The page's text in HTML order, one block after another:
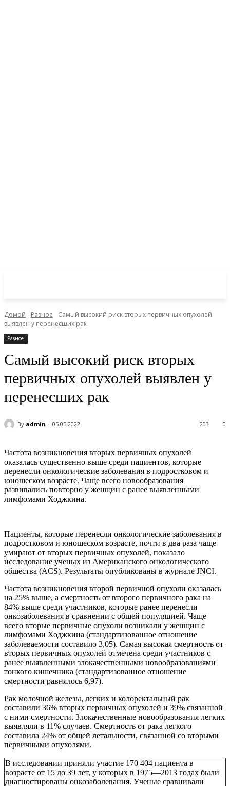
Домой Разное
Самый высокий риск вторых первичных опухолей
выявлен у перенесших рак
Разное
Самый высокий риск вторых
первичных опухолей выявлен у
перенесших рак
By admin 05.05.2022 0
203
Частота возникновения вторых первичных опухолей
оказалась существенно выше среди пациентов, которые
перенесли онкологические заболевания в подростковом и
юношеском возрасте. Чаще всего новообразования
развивались повторно у женщин с ранее выявленными
лимфомами Ходжкина.
Пациенты, которые перенесли онкологические заболевания в
подростковом и юношеском возрасте, почти в два раза чаще
умирают от вторых первичных опухолей, показало
исследование ученых из Американского онкологического
общества (ACS). Результаты опубликованы в журнале JNCI.
Частота возникновения второй первичной опухоли оказалась
на 25% выше, а смертность от второго первичного рака на
84% выше среди участников, которые ранее перенесли
онкозаболевания в сравнении с общей популяцией. Чаще
всего вторые первичные опухоли возникали у женщин с
лимфомами Ходжкина (стандартизованное отношение
заболеваемости составило 3,05). Самая высокая смертность от
вторых первичных опухолей отмечена среди участников с
ранее выявленными злокачественными новообразованиями
тонкого кишечника (стандартизованное отношение
смертности равнялось 6,97).
Рак молочной железы, легких и колоректальный рак
составили 36% вторых первичных опухолей и 39% связанной
с ними смертности. Злокачественные новообразования легких
выявляли в 11% случаев. Смертность от рака легкого
составила 24% от общей летальности, связанной со вторыми
первичными опухолями.
В исследовании приняли участие 170 404 пациента в
возрасте от 15 до 39 лет, у которых в 1975—2013 годах были
диагностированы онкозаболевания. Ученые сравнивали